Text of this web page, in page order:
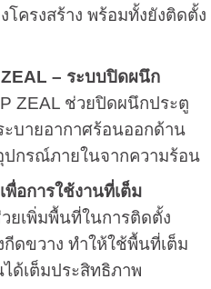
โครงสร้าง พร้อมทั้งยังติดตั้ง
– ระบบปิดผนึก
ZEAL ช่วยปิดผนึกประตู
บายอากาศร้อนออกด้าน
ปกรณ์ภายในจากความร้อน
พื่อการใช้งานที่เต็ม
ยเพิ่มพื้นที่ในการติดตั้ง
ดขวาง ทำให้ใช้พื้นที่เต็ม
ด้เต็มประสิทธิภาพ